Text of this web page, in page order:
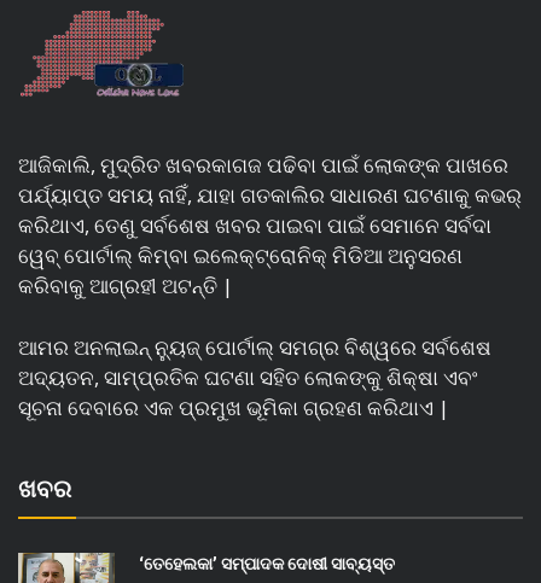
ଆଜିକାଲି, ମୁଦ୍ରିତ ଖବରକାଗଜ ପଢିବା ପାଇଁ ଲୋକଙ୍କ ପାଖରେ
ପର୍ଯ୍ୟାପ୍ତ ସମୟ ନାହିଁ, ଯାହା ଗତକାଲିର ସାଧାରଣ ଘଟଣାକୁ କଭର୍
କରିଥାଏ, ତେଣୁ ସର୍ବଶେଷ ଖବର ପାଇବା ପାଇଁ ସେମାନେ ସର୍ବଦା
ୱେବ୍ ପୋର୍ଟାଲ୍ କିମ୍ବା ଇଲେକ୍ଟ୍ରୋନିକ୍ ମିଡିଆ ଅନୁସରଣ
କରିବାକୁ ଆଗ୍ରହୀ ଅଟନ୍ତି |
ଆମର ଅନଲାଇନ୍ ନ୍ୟୁଜ୍ ପୋର୍ଟାଲ୍ ସମଗ୍ର ବିଶ୍ୱରେ ସର୍ବଶେଷ
ଅଦ୍ୟତନ, ସାମ୍ପ୍ରତିକ ଘଟଣା ସହିତ ଲୋକଙ୍କୁ ଶିକ୍ଷା ଏବଂ
ସୂଚନା ଦେବାରେ ଏକ ପ୍ରମୁଖ ଭୂମିକା ଗ୍ରହଣ କରିଥାଏ |
ଖବର
‘ତେହେଲକା’ ସମ୍ପାଦକ ଦୋଷୀ ସାବ୍ୟସ୍ତ